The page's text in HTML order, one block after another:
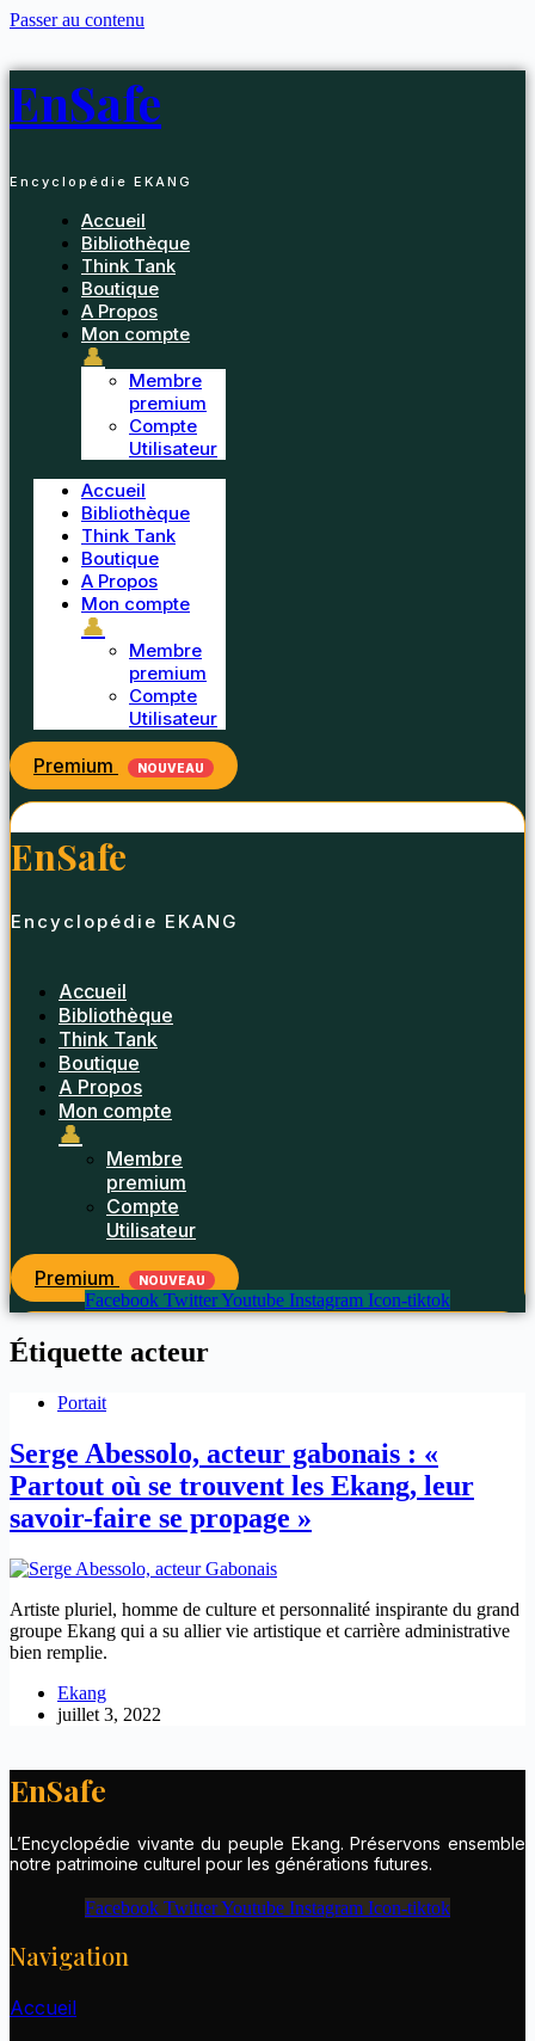
Passer au contenu
EnSafe
Encyclopédie EKANG
Accueil
Bibliothèque
Think Tank
Boutique
A Propos
Mon compte
👤
Membre
premium
Compte
Utilisateur
Accueil
Bibliothèque
Think Tank
Boutique
A Propos
Mon compte
👤
Membre
premium
Compte
Utilisateur
Premium NOUVEAU
EnSafe
Encyclopédie EKANG
Accueil
Bibliothèque
Think Tank
Boutique
A Propos
Mon compte
👤
Membre
premium
Compte
Utilisateur
Premium
NOUVEAU
Facebook TwitterYoutube Instagram Icon-tiktok
Étiquette acteur
Portait
Serge Abessolo, acteur gabonais : «
Partout où se trouvent les Ekang, leur
savoir-faire se propage »
Artiste pluriel, homme de culture et personnalité inspirante du grand
groupe Ekang qui a su allier vie artistique et carrière administrative
bien remplie.
Ekang
juillet 3, 2022
EnSafe
L’Encyclopédie vivante du peuple Ekang. Préservons ensemble
notre patrimoine culturel pour les générations futures.
Facebook TwitterYoutube Instagram Icon-tiktok
Navigation
Accueil